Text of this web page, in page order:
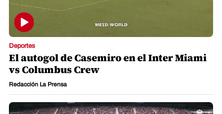
Deportes
El autogol de Casemiro en el Inter Miami
vs Columbus Crew
Redacción La Prensa